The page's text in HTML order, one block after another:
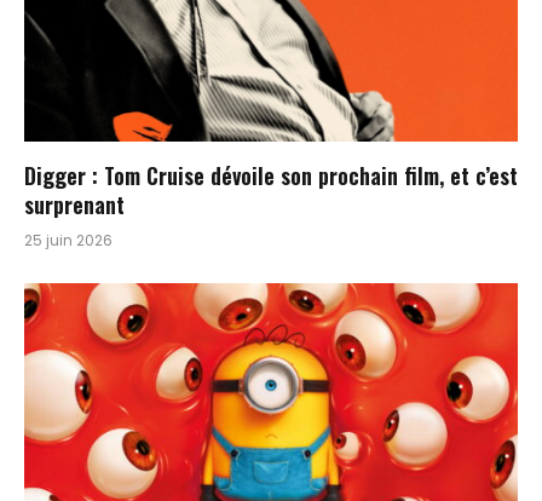
Digger : Tom Cruise dévoile son prochain film, et c’est
surprenant
25 juin 2026